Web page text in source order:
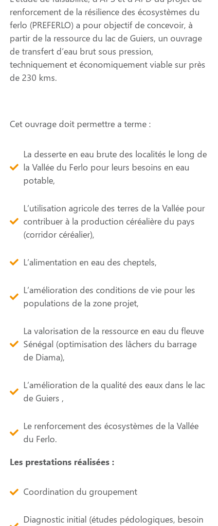
renforcement de la résilience des écosystèmes du
ferlo (PREFERLO) a pour objectif de concevoir, à
partir de la ressource du lac de Guiers, un ouvrage
de transfert d’eau brut sous pression,
techniquement et économiquement viable sur près
de 230 kms.
Cet ouvrage doit permettre a terme :
La desserte en eau brute des localités le long de
la Vallée du Ferlo pour leurs besoins en eau
potable,
L’utilisation agricole des terres de la Vallée pour
contribuer à la production céréalière du pays
(corridor céréalier),
L’alimentation en eau des cheptels,
L’amélioration des conditions de vie pour les
populations de la zone projet,
La valorisation de la ressource en eau du fleuve
Sénégal (optimisation des lâchers du barrage
de Diama),
L’amélioration de la qualité des eaux dans le lac
de Guiers ,
Le renforcement des écosystèmes de la Vallée
du Ferlo.
Les prestations réalisées :
Coordination du groupement
Diagnostic initial (études pédologiques, besoin